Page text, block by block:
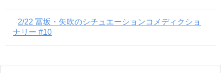
2/22 冨坂・矢吹のシチュエーションコメディクショ
ナリー #10